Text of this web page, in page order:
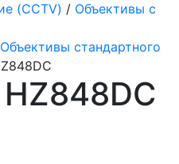
(CCTV) / Объективы с
Объективы стандартного